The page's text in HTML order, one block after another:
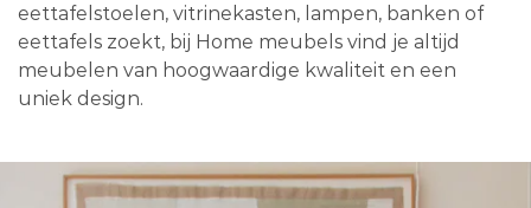
eettafelstoelen, vitrinekasten, lampen, banken of
eettafels zoekt, bij Home meubels vind je altijd
meubelen van hoogwaardige kwaliteit en een
uniek design.